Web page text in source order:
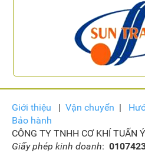
Giới thiệu | Vận chuyển |
Bảo hành
CÔNG TY TNHH CƠ KHÍ TUẤN Ý
Giấy phép kinh doanh: